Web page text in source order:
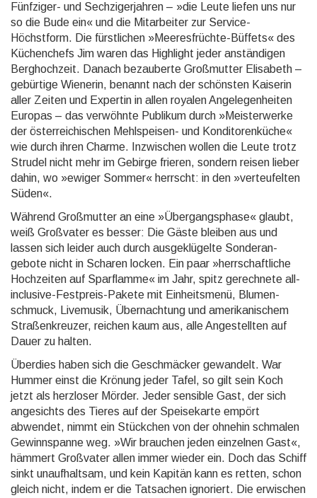
Fünfziger- und Sech­ziger­jahren – »die Leute liefen uns nur
so die Bude ein« und die Mitarbeiter zur Service-
Höchstform. Die fürstlichen »Meeres­früchte-Büffets« des
Küchenchefs Jim waren das Highlight jeder anständigen
Berg­hoch­zeit. Danach bezauberte Großmutter Elisabeth –
gebürtige Wienerin, benannt nach der schönsten Kaiserin
aller Zeiten und Expertin in allen royalen Angelegen­heiten
Europas – das verwöhnte Publikum durch »Meister­werke
der öster­reichi­schen Mehl­speisen- und Kon­ditoren­küche«
wie durch ihren Charme. Inzwischen wollen die Leute trotz
Strudel nicht mehr im Gebirge frieren, sondern reisen lieber
dahin, wo »ewiger Sommer« herrscht: in den »verteu­felten
Süden«.
Während Großmutter an eine »Übergangsphase« glaubt,
weiß Großvater es besser: Die Gäste bleiben aus und
lassen sich leider auch durch ausge­klügelte Sonderan­
gebote nicht in Scharen locken. Ein paar »herr­schaft­liche
Hochzeiten auf Sparflamme« im Jahr, spitz gerechnete all-
inclusive-Festpreis-Pakete mit Einheits­menü, Blumen­
schmuck, Live­musik, Über­nach­tung und amerika­nischem
Straßen­kreuzer, reichen kaum aus, alle Ange­stellten auf
Dauer zu halten.
Überdies haben sich die Geschmäcker gewandelt. War
Hummer einst die Krönung jeder Tafel, so gilt sein Koch
jetzt als herzloser Mörder. Jeder sensible Gast, der sich
angesichts des Tieres auf der Speisekarte empört
abwendet, nimmt ein Stückchen von der ohnehin schmalen
Gewinn­spanne weg. »Wir brauchen jeden einzelnen Gast«,
hämmert Großvater allen immer wieder ein. Doch das Schiff
sinkt unauf­halt­sam, und kein Kapitän kann es retten, schon
gleich nicht, indem er die Tatsachen ignoriert. Die erwischen